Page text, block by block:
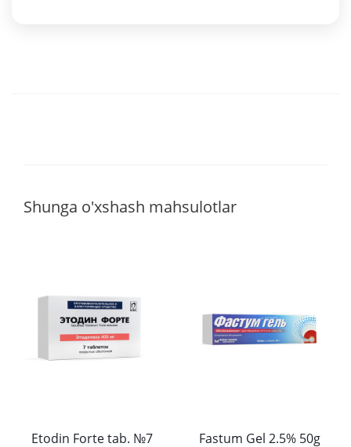
Shunga o'xshash mahsulotlar
Etodin Forte tab. №7 Fastum Gel 2.5% 50g